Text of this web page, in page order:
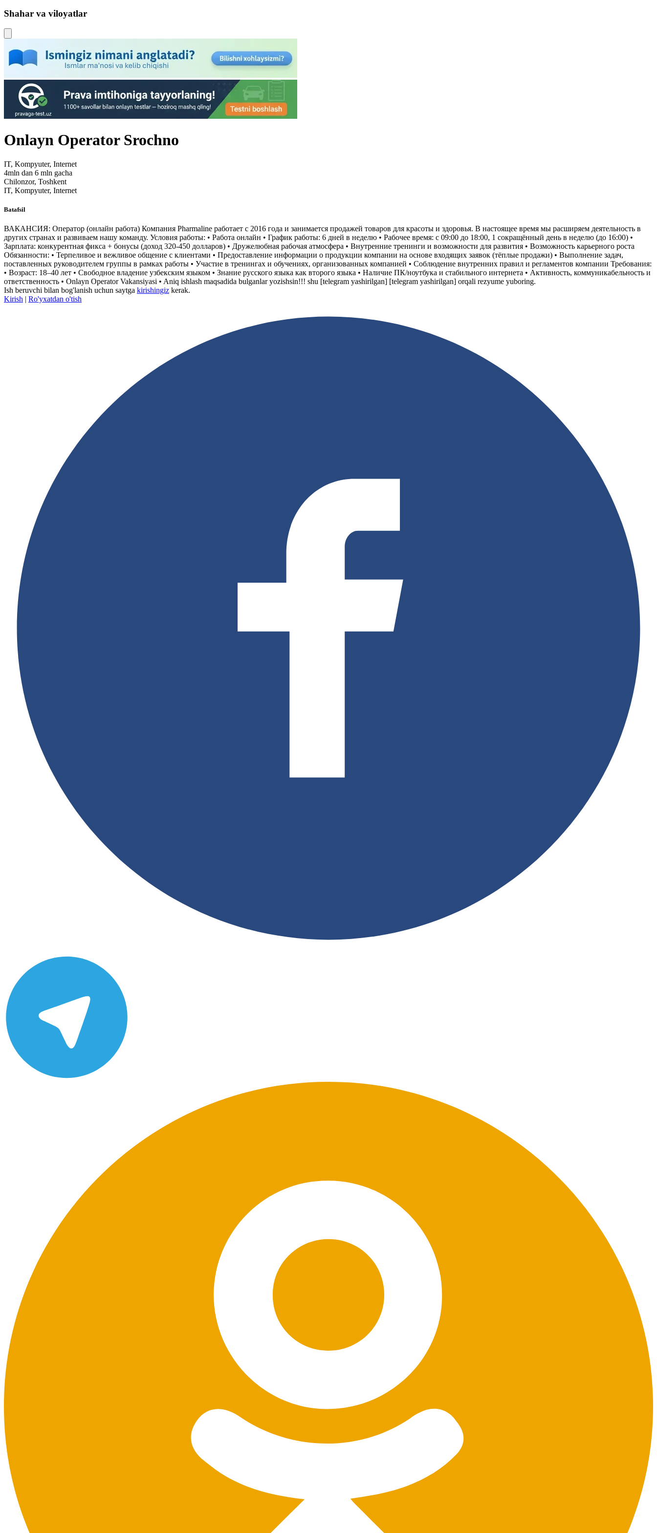
Shahar va viloyatlar
Onlayn Operator Srochno
IT, Kompyuter, Internet
4mln dan 6 mln gacha
Chilonzor, Toshkent
IT, Kompyuter, Internet
Batafsil
ВАКАНСИЯ: Оператор (онлайн работа) Компания Pharmaline работает с 2016 года и занимается продажей товаров для красоты и здоровья. В настоящее время мы расширяем деятельность в
других странах и развиваем нашу команду. Условия работы: • Работа онлайн • График работы: 6 дней в неделю • Рабочее время: с 09:00 до 18:00, 1 сокращённый день в неделю (до 16:00) •
Зарплата: конкурентная фикса + бонусы (доход 320-450 долларов) • Дружелюбная рабочая атмосфера • Внутренние тренинги и возможности для развития • Возможность карьерного роста
Обязанности: • Терпеливое и вежливое общение с клиентами • Предоставление информации о продукции компании на основе входящих заявок (тёплые продажи) • Выполнение задач,
поставленных руководителем группы в рамках работы • Участие в тренингах и обучениях, организованных компанией • Соблюдение внутренних правил и регламентов компании Требования:
• Возраст: 18–40 лет • Свободное владение узбекским языком • Знание русского языка как второго языка • Наличие ПК/ноутбука и стабильного интернета • Активность, коммуникабельность и
ответственность • Onlayn Operator Vakansiyasi • Aniq ishlash maqsadida bulganlar yozishsin!!! shu [telegram yashirilgan] [telegram yashirilgan] orqali rezyume yuboring.
Ish beruvchi bilan bog'lanish uchun saytga kirishingiz kerak.
Kirish | Ro'yxatdan o'tish